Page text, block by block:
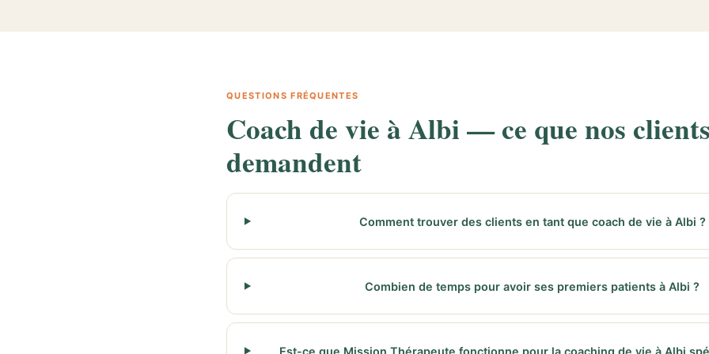
QUESTIONS FRÉQUENTES
Coach de vie à Albi — ce que nos clients
demandent
Comment trouver des clients en tant que coach de vie à Albi ?
Combien de temps pour avoir ses premiers patients à Albi ?
Est-ce que Mission Thérapeute fonctionne pour la coaching de vie à Albi